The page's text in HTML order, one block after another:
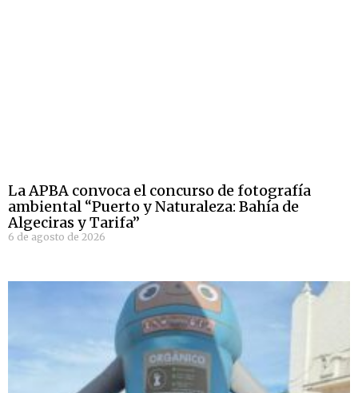
La APBA convoca el concurso de fotografía
ambiental “Puerto y Naturaleza: Bahía de
Algeciras y Tarifa”
6 de agosto de 2026